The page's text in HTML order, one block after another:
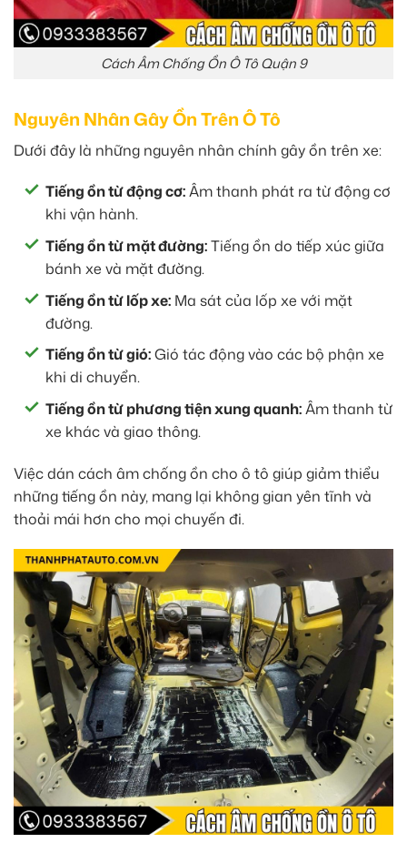
Cách Âm Chống Ồn Ô Tô Quận 9
Nguyên Nhân Gây Ồn Trên Ô Tô
Dưới đây là những nguyên nhân chính gây ồn trên xe:
Tiếng ồn từ động cơ:Âm thanh phát ra từ động cơ
khi vận hành.
Tiếng ồn từ mặt đường:Tiếng ồn do tiếp xúc giữa
bánh xe và mặt đường.
Tiếng ồn từ lốp xe: Ma sát của lốp xe với mặt
đường.
Tiếng ồn từ gió:Gió tác động vào các bộ phận xe
khi di chuyển.
Tiếng ồn từ phương tiện xung quanh:Âm thanh từ
xe khác và giao thông.
Việc dán cách âm chống ồn cho ô tô giúp giảm thiểu
những tiếng ồn này, mang lại không gian yên tĩnh và
thoải mái hơn cho mọi chuyến đi.